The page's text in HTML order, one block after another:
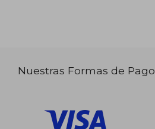
Nuestras Formas de Pago